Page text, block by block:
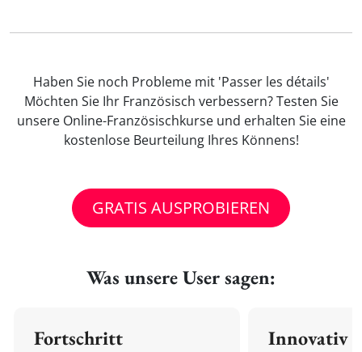
Haben Sie noch Probleme mit 'Passer les détails'
Möchten Sie Ihr Französisch verbessern? Testen Sie
unsere Online-Französischkurse und erhalten Sie eine
kostenlose Beurteilung Ihres Könnens!
GRATIS AUSPROBIEREN
Was unsere User sagen:
Fortschritt Innovativ